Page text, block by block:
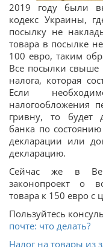
2019 году были
кодекс Украины,
посылку не
товара в посылке
100 евро, таким
Все посылки свыше
налога, которая
Если
налогообложения
гривну, то будет
банка по
декларации или
декларацию.
Сейчас же в
законопроект о
товара к 150 евро с
Пользуйтесь
почте: что делать?
Налог на товары из